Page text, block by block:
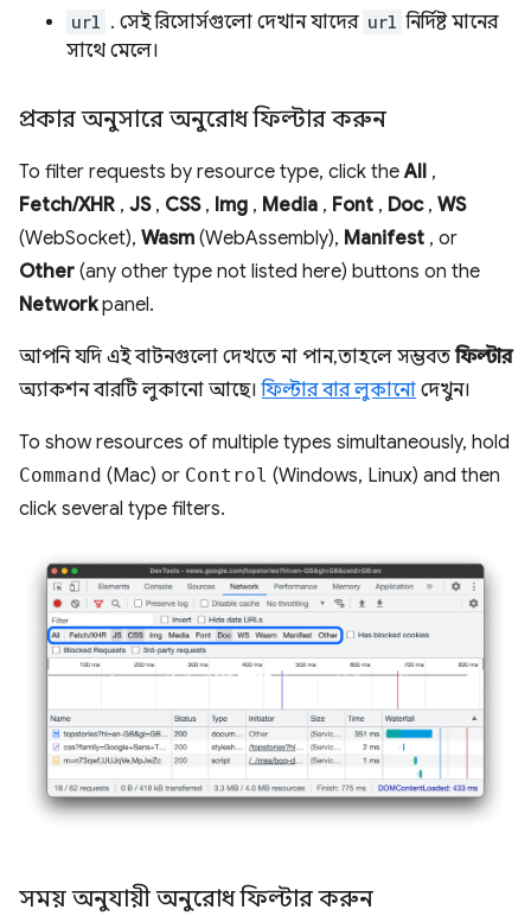
url . সেই রিসোর্সগুলো দেখান যাদের url নির্দিষ্ট মানের
সাথে মেলে।
প্রকার অনুসারে অনুরোধ ফিল্টার করুন
To filter requests by resource type, click theAll ,
Fetch/XHR , JS, CSS, Img , Media , Font , Doc, WS
(WebSocket), Wasm (WebAssembly), Manifest , or
Other (any other type not listed here) buttons on the
Networkpanel.
আপনি যদি এই বাটনগুলো দেখতে না পান, তাহলে সম্ভবতফিল্টার
অ্যাকশন বারটি লুকানো আছে।ফিল্টার বার লুকানো দেখুন।
To show resources of multiple types simultaneously, hold
Command (Mac) or Control (Windows, Linux) and then
click several type filters.
সময় অনুযায়ী অনুরোধ ফিল্টার করুন